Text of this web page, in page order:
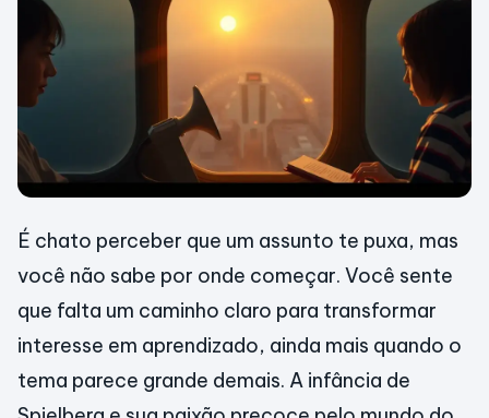
É chato perceber que um assunto te puxa, mas
você não sabe por onde começar. Você sente
que falta um caminho claro para transformar
interesse em aprendizado, ainda mais quando o
tema parece grande demais. A infância de